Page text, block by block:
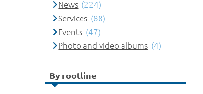
News (224)
Services (88)
Events (47)
Photo and video albums (4)
By rootline